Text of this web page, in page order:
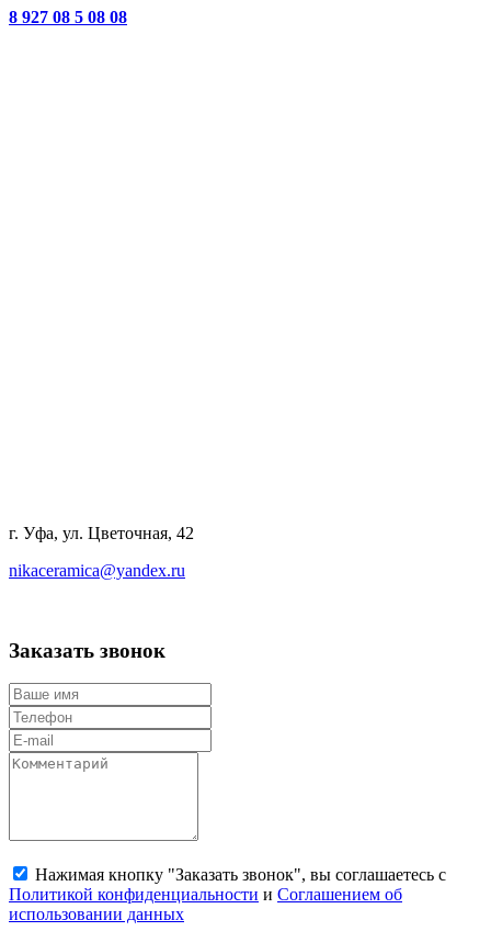
8 927 08 5 08 08
г. Уфа, ул. Цветочная, 42
nikaceramica@yandex.ru
Заказать звонок
Нажимая кнопку "Заказать звонок", вы соглашаетесь с
Политикой конфиденциальности и Соглашением об
использовании данных